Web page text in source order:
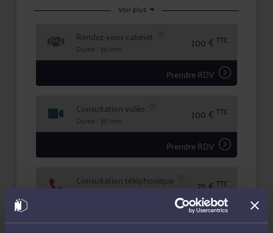
particulière à l'écoute et au dialogue, et vous aide à
faire valoir vos droits en toute confidentialité et
sécurité juridique.
Voir plus
Rendez-vous cabinet
Durée : 30 min 100 € TTC
Prendre RDV
Consultation vidéo
Durée : 30 min 100 € TTC
Prendre RDV
Consultation téléphonique
Durée : 30 min 75 €TTC
Demander un rappel